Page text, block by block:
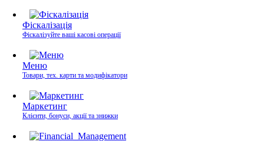
Фіскалізація
Фіскалізуйте ваші касові операції
Меню
Товари, тех. карти та модифікатори
Маркетинг
Клієнти, бонуси, акції та знижки